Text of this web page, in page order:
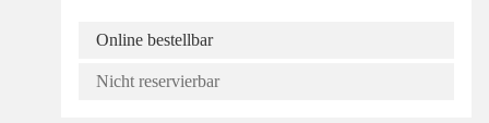
Online bestellbar
Nicht reservierbar